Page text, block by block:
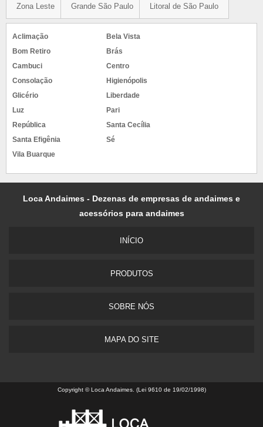
Zona Leste Grande São Paulo Litoral de São Paulo
Aclimação
Bela Vista
Bom Retiro
Brás
Cambuci
Centro
Consolação
Higienópolis
Glicério
Liberdade
Luz
Pari
República
Santa Cecília
Santa Efigênia
Sé
Vila Buarque
Loca Andaimes - Dezenas de empresas de andaimes e
acessórios para andaimes
INÍCIO
PRODUTOS
SOBRE NÓS
MAPA DO SITE
Copyright © Loca Andaimes. (Lei 9610 de 19/02/1998)